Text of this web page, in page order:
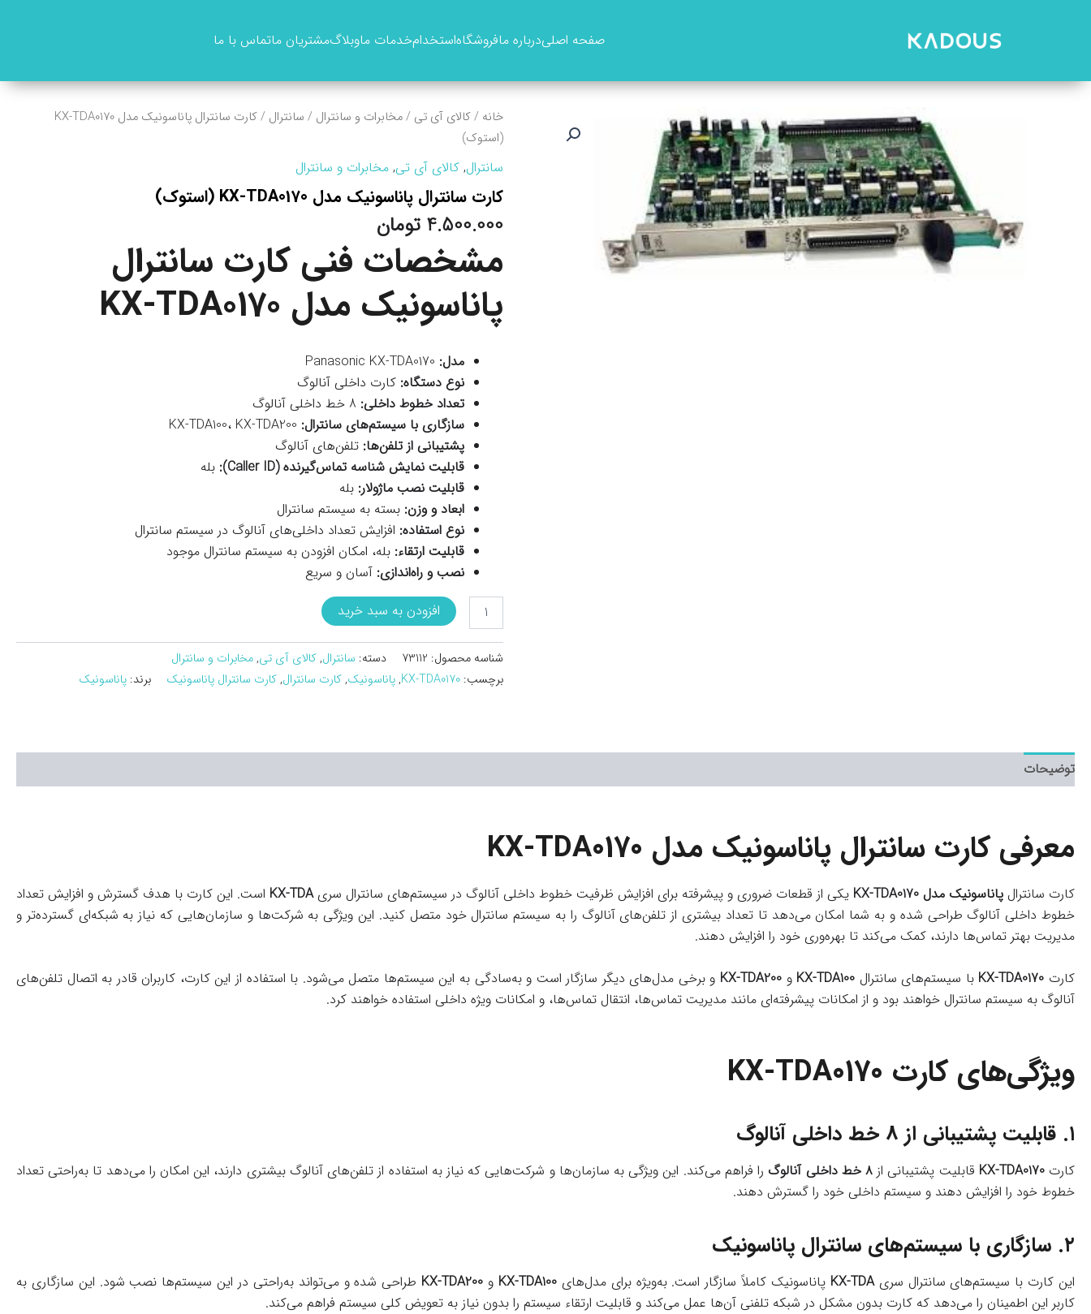
صفحه اصلیدرباره مافروشگاهاستخدامخدمات ماوبلاگمشتریان ماتماس با ما
خانه /کالای آی تی /مخابرات و سانترال / سانترال
/ کارت سانترال پاناسونیک مدل KX-TDA0170
(استوک)
سانترال,کالای آی تی,مخابرات و سانترال
کارت سانترال پاناسونیک مدل KX-TDA0170 (استوک)
4.500.000 تومان
مشخصات فنی کارت سانترال
پاناسونیک مدل KX-TDA0170
مدل:
نوع دستگاه: کارت داخلی آنالوگ
تعداد خطوط داخلی:
سازگاری با سیستم‌های سانترال:
پشتیبانی از تلفن‌ها: تلفن‌های آنالوگ
قابلیت نمایش شناسه تماس‌گیرنده (Caller ID):
بله
قابلیت نصب ماژولار: بله
ابعاد و وزن: بسته به سیستم سانترال
نوع استفاده: افزایش تعداد داخلی‌های آنالوگ در سیستم سانترال
قابلیت ارتقاء: بله، امکان افزودن به سیستم سانترال موجود
نصب و راه‌اندازی: آسان و سریع
کارت
سانترال
مدل
TDA0170
افزودن به سبد خرید
شناسه محصول: 73112 دسته: سانترال,کالای آی تی,مخابرات و سانترال
برچسب:KX-TDA0170
,پاناسونیک,کارت سانترال,کارت سانترال پاناسونیک برند:پاناسونیک
توضیحات
معرفی کارت سانترال پاناسونیک مدل KX-TDA0170
کارت سانترال پاناسونیک مدل KX-TDA0170 یکی از قطعات ضروری و پیشرفته برای افزایش ظرفیت خطوط داخلی آنالوگ در سیستم‌های سانترال سریKX-TDA است. این کارت با هدف گسترش و افزایش تعداد
خطوط داخلی آنالوگ طراحی شده و به شما امکان می‌دهد تا تعداد بیشتری از تلفن‌های آنالوگ را به سیستم سانترال خود متصل کنید. این ویژگی به شرکت‌ها و سازمان‌هایی که نیاز به شبکه‌ای گسترده‌تر و
مدیریت بهتر تماس‌ها دارند، کمک می‌کند تا بهره‌وری خود را افزایش دهند.
کارت KX-TDA0170 با سیستم‌های سانترال KX-TDA100 و KX-TDA200 و برخی مدل‌های دیگر سازگار است و به‌سادگی به این سیستم‌ها متصل می‌شود. با استفاده از این کارت، کاربران قادر به اتصال تلفن‌های
آنالوگ به سیستم سانترال خواهند بود و از امکانات پیشرفته‌ای مانند مدیریت تماس‌ها، انتقال تماس‌ها، و امکانات ویژه داخلی استفاده خواهند کرد.
ویژگی‌های کارت KX-TDA0170
۱. قابلیت پشتیبانی از ۸ خط داخلی آنالوگ
کارتKX-TDA0170 قابلیت پشتیبانی از۸ خط داخلی آنالوگ
را فراهم می‌کند. این ویژگی به سازمان‌ها و شرکت‌هایی که نیاز به استفاده از تلفن‌های آنالوگ بیشتری دارند، این امکان را می‌دهد تا به‌راحتی تعداد
خطوط خود را افزایش دهند و سیستم داخلی خود را گسترش دهند.
۲. سازگاری با سیستم‌های سانترال پاناسونیک
این کارت با سیستم‌های سانترال سریKX-TDA پاناسونیک کاملاً سازگار است. به‌ویژه برای مدل‌هایKX-TDA100 و KX-TDA200 طراحی شده و می‌تواند به‌راحتی در این سیستم‌ها نصب شود. این سازگاری به
کاربر این اطمینان را می‌دهد که کارت بدون مشکل در شبکه تلفنی آن‌ها عمل می‌کند و قابلیت ارتقاء سیستم را بدون نیاز به تعویض کلی سیستم فراهم می‌کند.